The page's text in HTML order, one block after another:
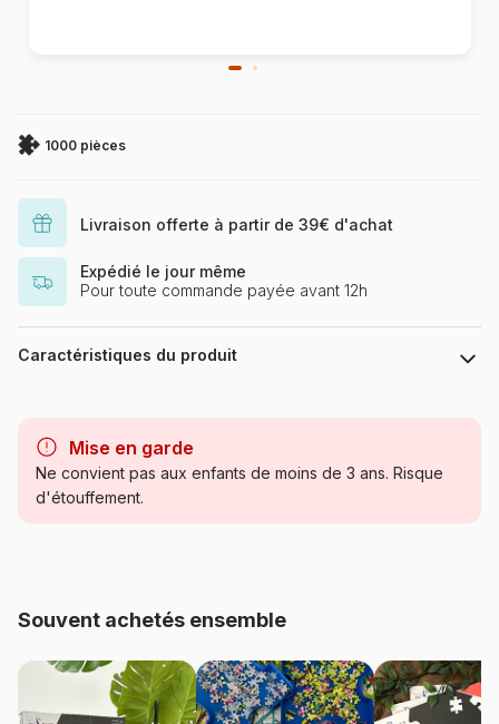
1000 pièces
Livraison offerte à partir de 39€ d'achat
Expédié le jour même
Pour toute commande payée avant 12h
Caractéristiques du produit
Catégorie Puzzles - Villes et Villages
Référence Eurographics-6000-0764
EAN 628136607643
Mise en garde
Ne convient pas aux enfants de moins de 3 ans. Risque
d'étouffement.
Souvent achetés ensemble